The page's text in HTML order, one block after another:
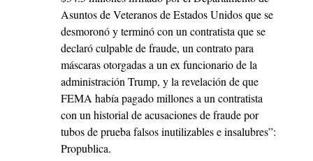
Asuntos de Veteranos de Estados Unidos que se
desmoronó y terminó con un contratista que se
declaró culpable de fraude, un contrato para
máscaras otorgadas a un ex funcionario de la
administración Trump, y la revelación de que
FEMA había pagado millones a un contratista
con un historial de acusaciones de fraude por
tubos de prueba falsos inutilizables e insalubres”:
Propublica.